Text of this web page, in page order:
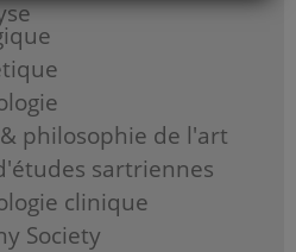
philosophie de l'art
sartriennes
clinique
Society